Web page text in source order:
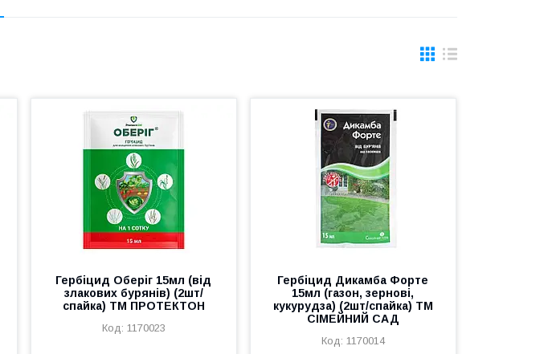
Гербіцид Оберіг 15мл (від
злакових бурянів) (2шт/
спайка) ТМ ПРОТЕКТОН
1170023
Гербіцид Дикамба Форте
15мл (газон, зернові,
кукурудза) (2шт/спайка) ТМ
СІМЕЙНИЙ САД
1170014